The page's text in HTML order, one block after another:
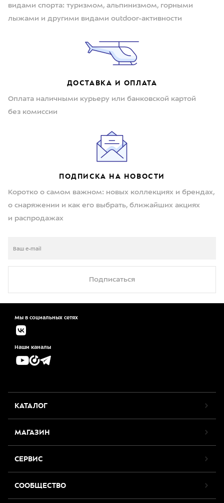
видами спорта: туризмом, альпинизмом, горными
лыжами и другими видами outdoor-активности
ДОСТАВКА И ОПЛАТА
Оплата наличными курьеру или банковской картой
без комиссии
ПОДПИСКА НА НОВОСТИ
Коротко о самом важном: новых коллекциях и брендах,
о снаряжении и как его выбрать, ближайших акциях
и распродажах
Подписаться
Мы в социальных сетях
Наши каналы
КАТАЛОГ
МАГАЗИН
СЕРВИС
СООБЩЕСТВО